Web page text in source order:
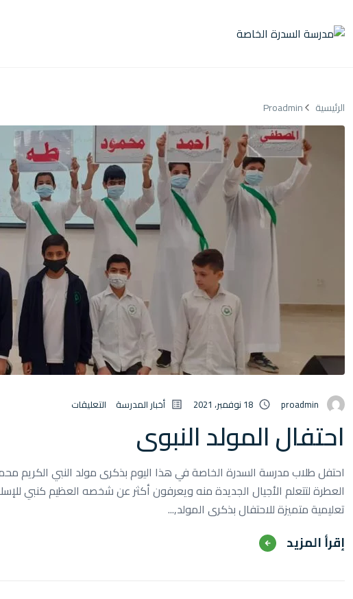
الرئيسية Proadmin
proadmin 18 نوفمبر، 2021 أخبار المدرسة التعليقات
احتفال المولد النبوي
احتفل طلاب مدرسة السدرة الخاصة في هذا اليوم بذكرى مولد النبي الكريم
العطرة لتتعلم الأجيال الجديدة منه ويعرفون أكثر عن شخصه العظيم كنبي
تعليمية متميزة للاحتفال بذكرى المولد,...
‫‫إقرأ المزيد
عن
الاخبار
الاحداث
المعرض
تواصل معنا